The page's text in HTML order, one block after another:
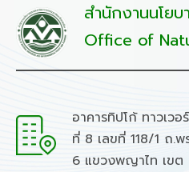
สำนักงานนโย
Office of
อาคารทิปโก้ ทาวเวอ
ที่ 8 เลขที่ 118/1 ถ.พ
6 แขวงพญาไท เขต